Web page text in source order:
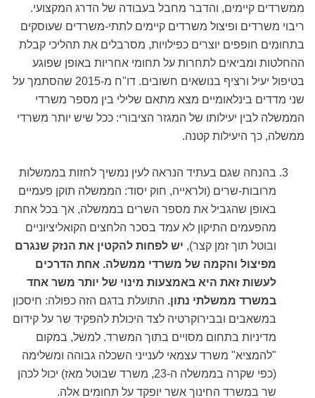
ממשרדים קיימים, והדבר מחבל בעבודה של הדרג המקצועי.
ריבוי משרדים ופיצול משרדים קיימים לתתי-משרדים שעוסקים
בתחומים חופפים יוצרים כפילויות, מסרבלים את תהליכי קבלת
ההחלטות ומביאים לתחרות על תחומי אחריות באופן שפוגע
בטיפול יעיל ורציף בנושאים חשובים. דו"ח מ-2015 שהסתמך על
שני מדדים בינלאומיים מצא מתאם שלילי בין מספר משרדי
הממשלה לבין יעילותו של המגזר הציבורי: ככל שיש יותר משרדי
ממשלה, כך היעילות קטנה.
בהנחה שגם בעתיד הנראה לעין נמשיך לחזות בממשלות
מרובות-שרים (ולראייה, חוק יסוד: הממשלה תוקן פעמיים
באופן שהגביל את מספר השרים בממשלה, אך בכל אחת
מהפעמים התיקון לא עמד בסכר הלחצים הקואליציוניים
ובוטל תוך זמן קצר), יש לפחות להקטין את הנזק שנגרם
מפיצול והקמה של משרדי ממשלה. אחת הדרכים
לעשות זאת היא באמצעות מינוי של יותר משר אחד
במשרד ממשלתי נתון. התועלת בדגם הזה כפולה: חיסכון
במשאבים ובבירוקרטיה לצד היכולת להפקיד שר על קידום
מדיניות בתחום מסויים בתוך המשרד. למשל, במקום
"להמציא" משרד עצמאי לענייני השכלה גבוהה ומשלימה
(כפי שקרה בממשלה ה-23, משרד שבוטל מאז) יכול לכהן
שר במשרד החינוך אשר יופקד על תחומים אלה.